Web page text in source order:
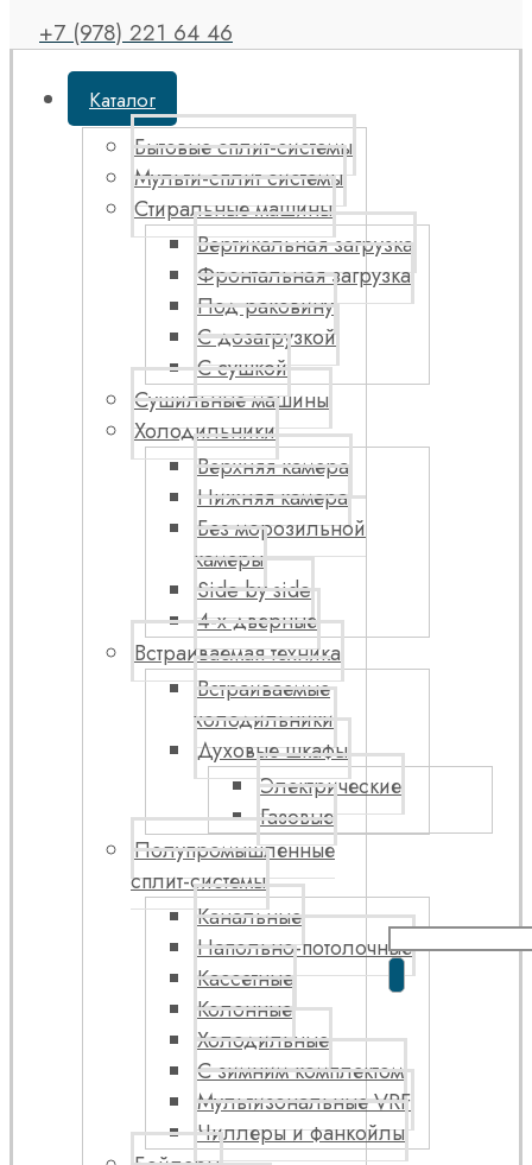
+7 (978) 221 64 46
Каталог
Бытовые сплит-системы
Мульти-сплит системы
Стиральные машины
Вертикальная загрузка
Фронтальная загрузка
Под раковину
С дозагрузкой
С сушкой
Сушильные машины
Холодильники
Верхняя камера
Нижняя камера
Без морозильной
камеры
Side by side
4-х дверные
Встраиваемая техника
Встраиваемые
холодильники
Духовые шкафы
Электрические
Газовые
Полупромышленные
сплит-системы
Канальные
Напольно-потолочные
Кассетные
Колонные
Холодильные
С зимним комплектом
Мультизональные VRF
Чиллеры и фанкойлы